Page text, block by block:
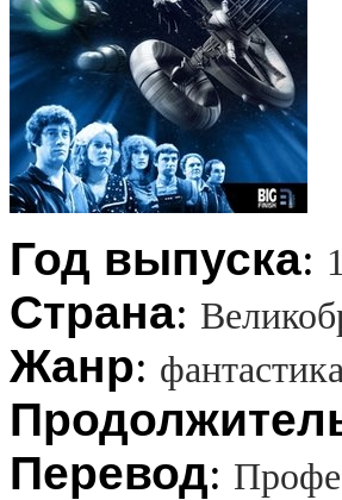
Год выпуска:
Страна:
Жанр:
Перевод: